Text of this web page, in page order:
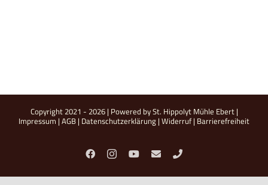
Copyright 2021 - 2026 | Powered by St. Hippolyt Mühle Ebert |
Impressum |AGB| Datenschutzerklärung|Widerruf| Barrierefreiheit
FacebookInstagramYouTube
E-
Telefon